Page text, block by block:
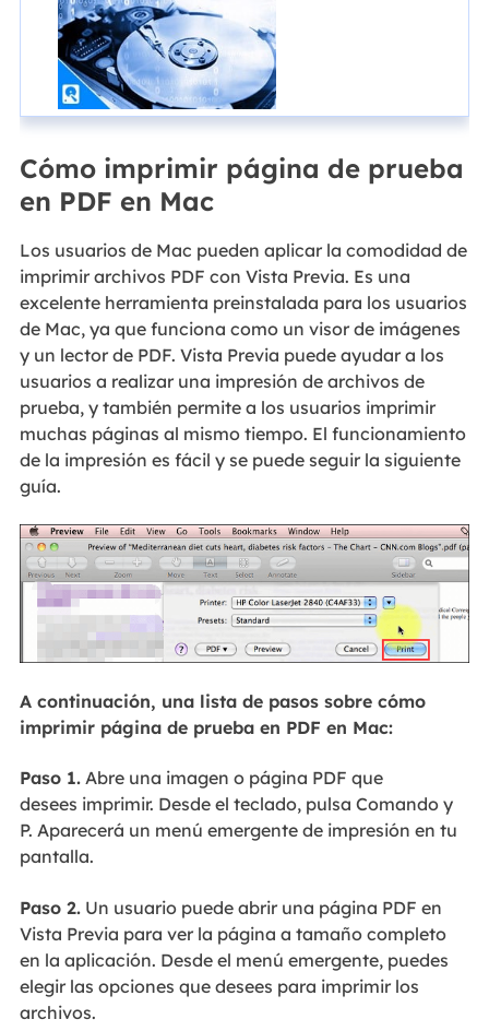
Cómo imprimir página de prueba
en PDF en Mac
Los usuarios de Mac pueden aplicar la comodidad de
imprimir archivos PDF con Vista Previa. Es una
excelente herramienta preinstalada para los usuarios
de Mac, ya que funciona como un visor de imágenes
y un lector de PDF. Vista Previa puede ayudar a los
usuarios a realizar una impresión de archivos de
prueba, y también permite a los usuarios imprimir
muchas páginas al mismo tiempo. El funcionamiento
de la impresión es fácil y se puede seguir la siguiente
guía.
A continuación, una lista de pasos sobre cómo
imprimir página de prueba en PDF en Mac:
Paso 1.Abre una imagen o página PDF que
desees imprimir. Desde el teclado, pulsa Comando y
P. Aparecerá un menú emergente de impresión en tu
pantalla.
Paso 2.Un usuario puede abrir una página PDF en
Vista Previa para ver la página a tamaño completo
en la aplicación. Desde el menú emergente, puedes
elegir las opciones que desees para imprimir los
archivos.